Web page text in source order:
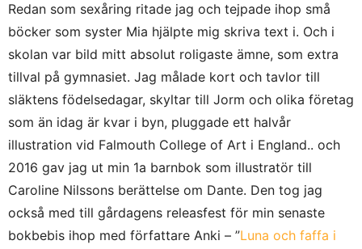
Redan som sexåring ritade jag och tejpade ihop små
böcker som syster Mia hjälpte mig skriva text i. Och i
skolan var bild mitt absolut roligaste ämne, som extra
tillval på gymnasiet. Jag målade kort och tavlor till
släktens födelsedagar, skyltar till Jorm och olika företag
som än idag är kvar i byn, pluggade ett halvår
illustration vid Falmouth College of Art i England.. och
2016 gav jag ut min 1a barnbok som illustratör till
Caroline Nilssons berättelse om Dante. Den tog jag
också med till gårdagens releasfest för min senaste
bokbebis ihop med författare Anki – ”Luna och faffa i